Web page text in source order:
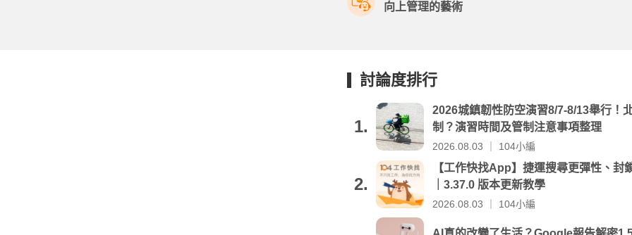
向上管理的藝術
討論度排行
1.
2026城鎮韌性防空演習8/7-8/13舉行！
制？演習時間及管制注意事項整理
2026.08.03 ｜ 104小編
2.
【工作快找App】捷運搜尋更彈性、封
｜3.37.0 版本更新教學
2026.08.03 ｜ 104小編